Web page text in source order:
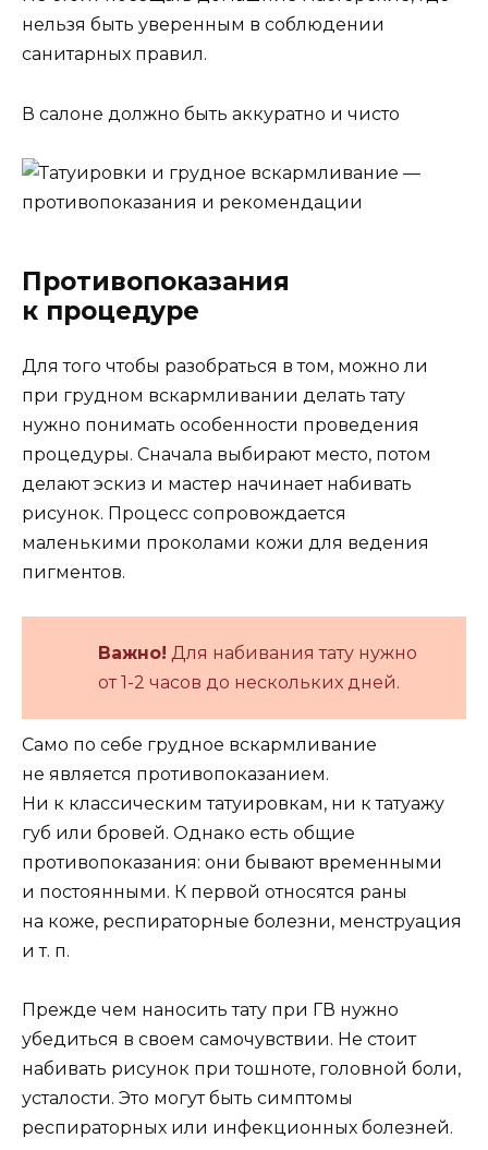
нельзя быть уверенным в соблюдении
санитарных правил.
В салоне должно быть аккуратно и чисто
Противопоказания
к процедуре
Для того чтобы разобраться в том, можно ли
при грудном вскармливании делать тату
нужно понимать особенности проведения
процедуры. Сначала выбирают место, потом
делают эскиз и мастер начинает набивать
рисунок. Процесс сопровождается
маленькими проколами кожи для ведения
пигментов.
Важно! Для набивания тату нужно
от 1-2 часов до нескольких дней.
Само по себе грудное вскармливание
не является противопоказанием.
Ни к классическим татуировкам, ни к татуажу
губ или бровей. Однако есть общие
противопоказания: они бывают временными
и постоянными. К первой относятся раны
на коже, респираторные болезни, менструация
и т. п.
Прежде чем наносить тату при ГВ нужно
убедиться в своем самочувствии. Не стоит
набивать рисунок при тошноте, головной боли,
усталости. Это могут быть симптомы
респираторных или инфекционных болезней.